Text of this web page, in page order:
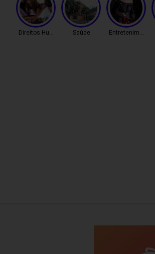
Direitos Humanos Saúde Entretenimento